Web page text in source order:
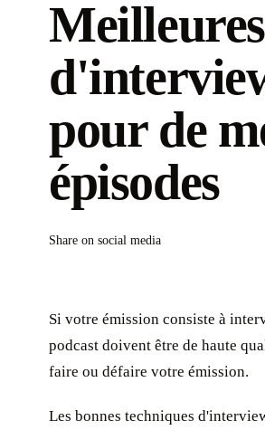
pour de
épisodes
Share on social media
Si votre émission consiste à
podcast doivent être de haute
faire ou défaire votre émission.
Les bonnes techniques